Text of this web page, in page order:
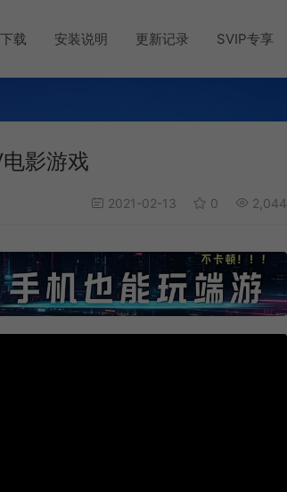
载 安装说明 更新记录 SVIP专享
影游戏
2021-02-13 0 2,044